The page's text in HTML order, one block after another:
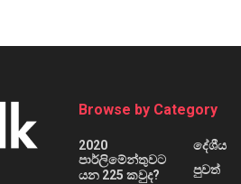
Browse by Category
2020
පාර්ලිමේන්තුවට
යන 225 කවුද?
දේශීය
පුවත්